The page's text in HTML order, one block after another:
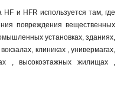
и HFR используется там, где
повреждения вещественных
установках, зданиях,
клиниках , универмагах,
, высокоэтажных жилищах ,